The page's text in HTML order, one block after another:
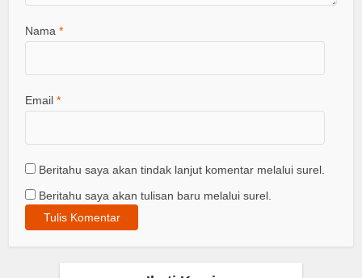
Nama*
Email*
Beritahu saya akan tindak lanjut komentar melalui surel.
Beritahu saya akan tulisan baru melalui surel.